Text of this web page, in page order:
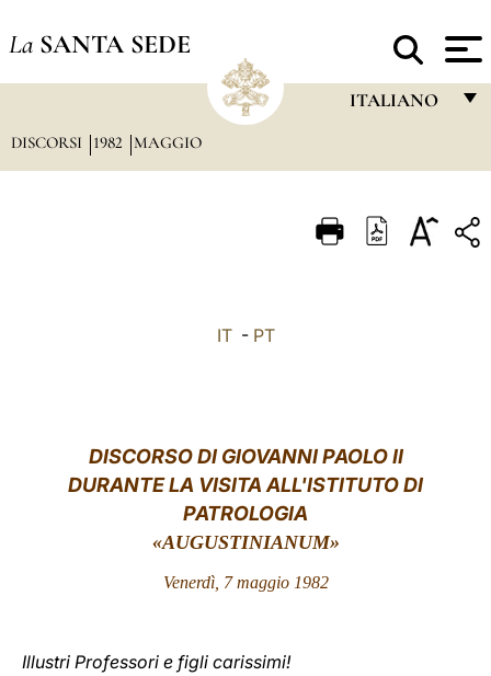
La SANTA SEDE
ITALIANO
ITALIANO
中文
DISCORSI 1982 MAGGIO
IT- PT
DISCORSO DI GIOVANNI PAOLO II
DURANTE LA VISITA ALL'ISTITUTO DI
PATROLOGIA
«AUGUSTINIANUM»
Venerdì, 7 maggio 1982
Illustri Professori e figli carissimi!